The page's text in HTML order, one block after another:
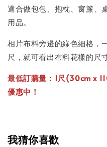
適合做包包、抱枕、窗簾、
用品。
相片布料旁邊的綠色細格，
尺，就可看出布料花樣的尺寸
最低訂購量：1尺(30cm x
優惠中！
我猜你喜歡